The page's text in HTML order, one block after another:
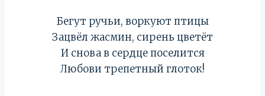
Бегут ручьи, воркуют птицы
Зацвёл жасмин, сирень цветёт
И снова в сердце поселится
Любови трепетный глоток!